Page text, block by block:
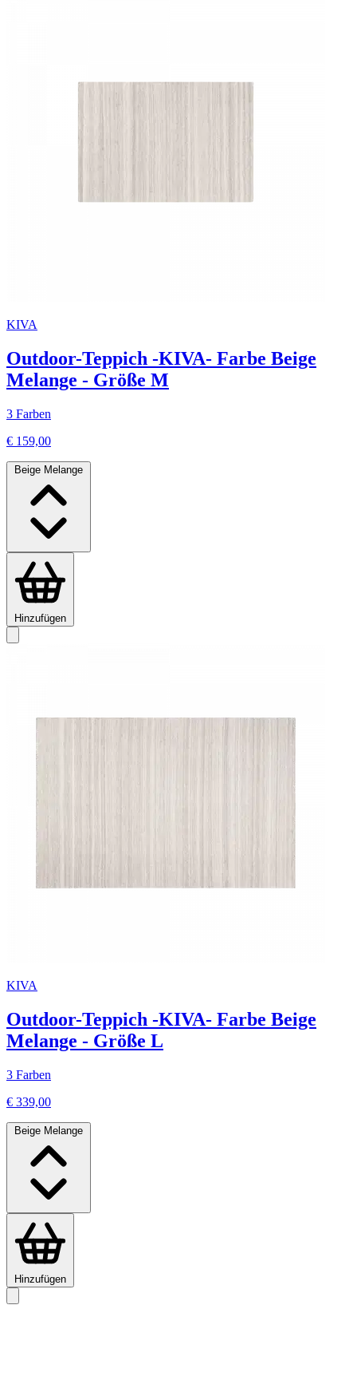
KIVA
Outdoor-Teppich -KIVA- Farbe Beige
Melange - Größe M
3 Farben
€ 159,00
Beige Melange
Hinzufügen
KIVA
Outdoor-Teppich -KIVA- Farbe Beige
Melange - Größe L
3 Farben
€ 339,00
Beige Melange
Hinzufügen